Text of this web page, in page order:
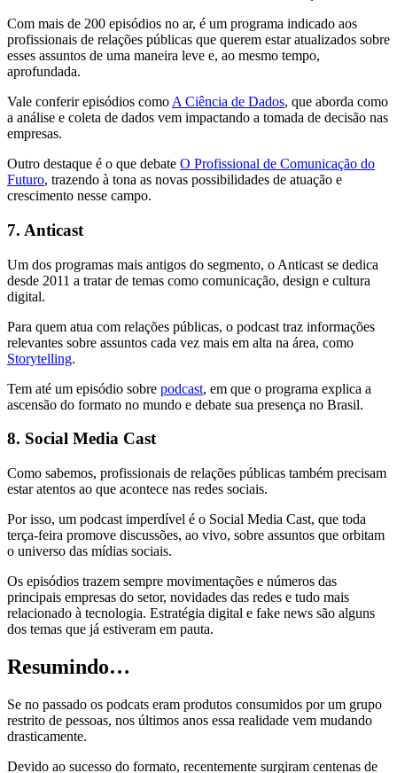
Com mais de 200 episódios no ar, é um programa indicado aos
profissionais de relações públicas que querem estar atualizados sobre
esses assuntos de uma maneira leve e, ao mesmo tempo,
aprofundada.
Vale conferir episódios como A Ciência de Dados, que aborda como
a análise e coleta de dados vem impactando a tomada de decisão nas
empresas.
Outro destaque é o que debate O Profissional de Comunicação do
Futuro, trazendo à tona as novas possibilidades de atuação e
crescimento nesse campo.
7. Anticast
Um dos programas mais antigos do segmento, o Anticast se dedica
desde 2011 a tratar de temas como comunicação, design e cultura
digital.
Para quem atua com relações públicas, o podcast traz informações
relevantes sobre assuntos cada vez mais em alta na área, como
Storytelling.
Tem até um episódio sobre podcast, em que o programa explica a
ascensão do formato no mundo e debate sua presença no Brasil.
8. Social Media Cast
Como sabemos, profissionais de relações públicas também precisam
estar atentos ao que acontece nas redes sociais.
Por isso, um podcast imperdível é o Social Media Cast, que toda
terça-feira promove discussões, ao vivo, sobre assuntos que orbitam
o universo das mídias sociais.
Os episódios trazem sempre movimentações e números das
principais empresas do setor, novidades das redes e tudo mais
relacionado à tecnologia. Estratégia digital e fake news são alguns
dos temas que já estiveram em pauta.
Resumindo…
Se no passado os podcats eram produtos consumidos por um grupo
restrito de pessoas, nos últimos anos essa realidade vem mudando
drasticamente.
Devido ao sucesso do formato, recentemente surgiram centenas de